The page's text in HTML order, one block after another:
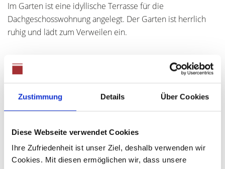
Zustimmung Details Über Cookies
Diese Webseite verwendet Cookies
Ihre Zufriedenheit ist unser Ziel, deshalb verwenden wir
Cookies. Mit diesen ermöglichen wir, dass unsere
Im Garten ist eine idyllische Terrasse für die
Dachgeschosswohnung angelegt. Der Garten ist herrlich
ruhig und lädt zum Verweilen ein.
Ansprechpartner
Frau Ute Anthuber
Telefon: +49 (0) 821 48689360
Mobil: +49 (0) 177 2041442
info@anthuber-immobilien.de